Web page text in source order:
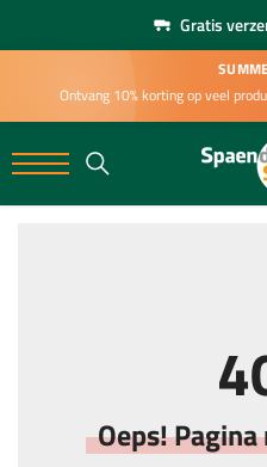
Gratis
Ontvang 10% korting op veel
Oeps!